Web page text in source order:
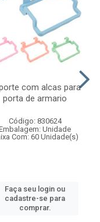
com alcas para
porta de armario
Código: 830624
Unidade
Com: 60 Unidade(s)
Faça seu login ou
cadastre-se para
comprar.